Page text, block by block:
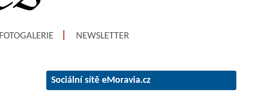
FOTOGALERIE NEWSLETTER
Sociální sítě eMoravia.cz